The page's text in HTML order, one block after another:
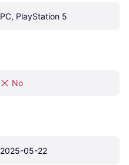
PC, PlayStation 5
No
2025-05-22